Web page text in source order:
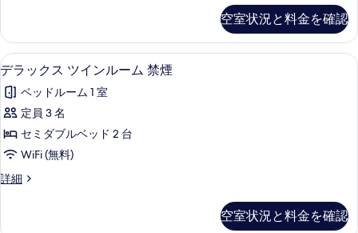
写
真
を
表
示
す
る
ル
ル
ー
ム
禁
煙
(King
Bed)
ー
ト
ダ
ル
ル
ム
禁
(King
空室状況と料金を確認
デ
ラ
ッ
ク
ス
イ
ル
デラックス ツインルーム 禁煙 | セ
12
デラックス ツインルーム 禁煙
ベッドルーム 1 室
定員 3 名
セミダブルベッド 2 台
WiFi (無料)
詳細
デ
空室状況と料金を確認